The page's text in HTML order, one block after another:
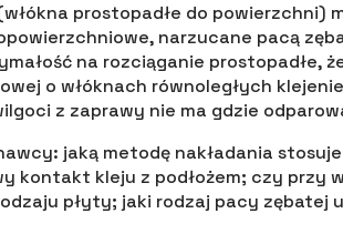
prostopadłe do powierzchni)
narzucane pacą
na rozciąganie prostopadłe,
o włóknach równoległych
z zaprawy nie ma gdzie
jaką metodę nakładania
kontakt kleju z podłożem; czy przy
płyty; jaki rodzaj pacy zębatej